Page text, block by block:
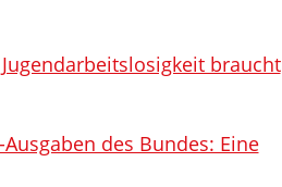
braucht
des Bundes: Eine